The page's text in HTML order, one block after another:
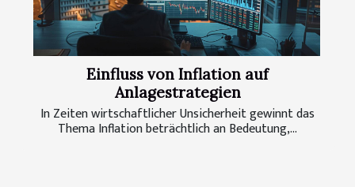
Einfluss von Inflation auf
Anlagestrategien
In Zeiten wirtschaftlicher Unsicherheit gewinnt das
Thema Inflation beträchtlich an Bedeutung,...